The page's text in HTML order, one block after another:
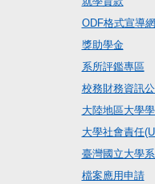
ODF格式宣導網
獎助學金
系所評鑑專區
校務財務資訊
大陸地區大學
大學社會責任
臺灣國立大學
檔案應用申請